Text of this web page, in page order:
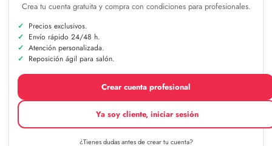
Crea tu cuenta gratuita y compra con condiciones para profesionales.
Precios exclusivos.
Envío rápido 24/48 h.
Atención personalizada.
Reposición ágil para salón.
Crear cuenta profesional
Ya soy cliente, iniciar sesión
¿Tienes dudas antes de crear tu cuenta?